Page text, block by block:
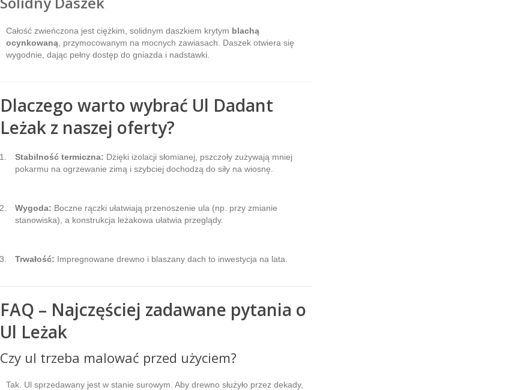
Całość zwieńczona jest ciężkim, solidnym daszkiem krytym blachą
ocynkowaną, przymocowanym na mocnych zawiasach. Daszek otwiera się
wygodnie, dając pełny dostęp do gniazda i nadstawki.
Dlaczego warto wybrać Ul Dadant
Leżak z naszej oferty?
Stabilność termiczna: Dzięki izolacji słomianej, pszczoły zużywają mniej
pokarmu na ogrzewanie zimą i szybciej dochodzą do siły na wiosnę.
Wygoda: Boczne rączki ułatwiają przenoszenie ula (np. przy zmianie
stanowiska), a konstrukcja leżakowa ułatwia przeglądy.
Trwałość: Impregnowane drewno i blaszany dach to inwestycja na lata.
FAQ – Najczęściej zadawane pytania o
Ul Leżak
Czy ul trzeba malować przed użyciem?
Tak. Ul sprzedawany jest w stanie surowym. Aby drewno służyło przez dekady,